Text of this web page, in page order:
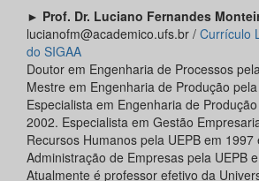
► Prof. Dr. Luciano Fernandes
lucianofm@academico.ufs.br / Currículo
do SIGAA
Doutor em Engenharia de Processos
Mestre em Engenharia de Produção
Especialista em Engenharia de
2002. Especialista em Gestão
Recursos Humanos pela UEPB em
Administração de Empresas pela UEPB
Atualmente é professor efetivo da